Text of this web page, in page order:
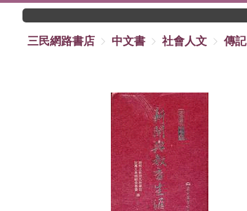
三民網路書店
中文書 社會人文 傳記